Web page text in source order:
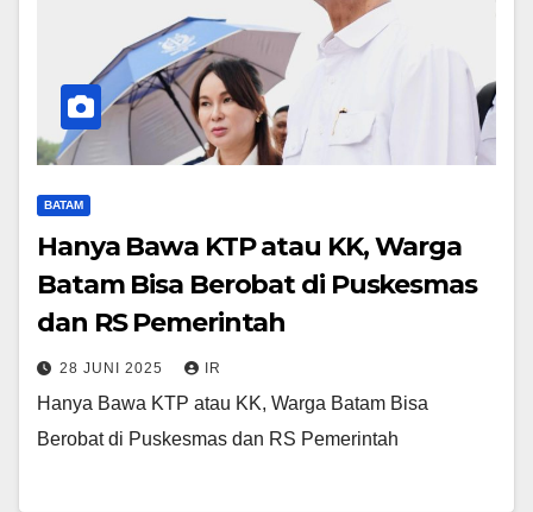
BATAM
Hanya Bawa KTP atau KK, Warga
Batam Bisa Berobat di Puskesmas
dan RS Pemerintah
28 JUNI 2025 IR
Hanya Bawa KTP atau KK, Warga Batam Bisa
Berobat di Puskesmas dan RS Pemerintah